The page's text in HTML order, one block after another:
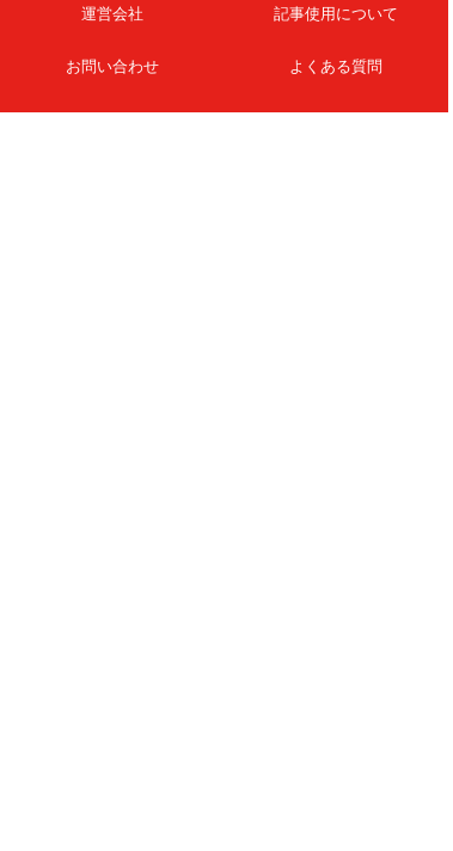
運営会社 記事使用について
お問い合わせ よくある質問